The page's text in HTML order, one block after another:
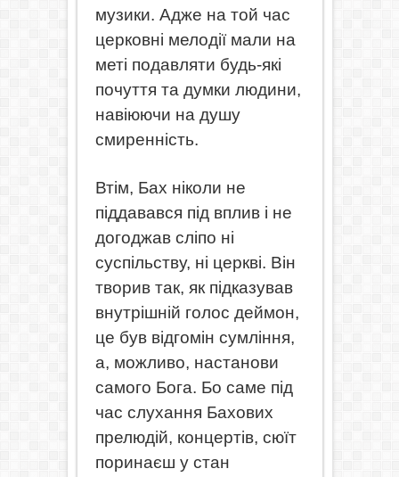
музики. Адже на той час
церковні мелодії мали на
меті подавляти будь-які
почуття та думки людини,
навіюючи на душу
смиренність.
Втім, Бах ніколи не
піддавався під вплив і не
догоджав сліпо ні
суспільству, ні церкві. Він
творив так, як підказував
внутрішній голос деймон,
це був відгомін сумління,
а, можливо, настанови
самого Бога. Бо саме під
час слухання Бахових
прелюдій, концертів, сюїт
поринаєш у стан